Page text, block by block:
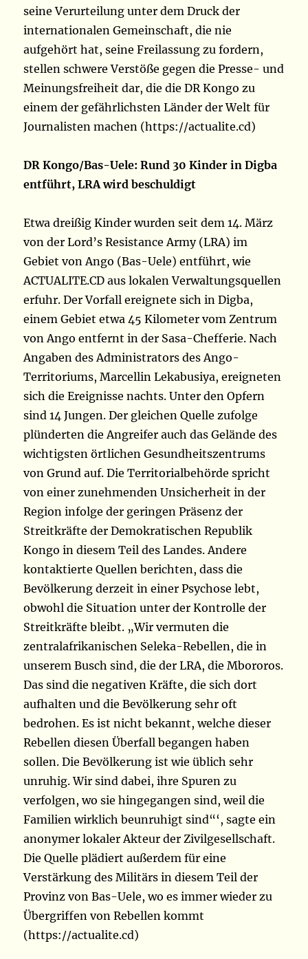
seine Verurteilung unter dem Druck der
internationalen Gemeinschaft, die nie
aufgehört hat, seine Freilassung zu fordern,
stellen schwere Verstöße gegen die Presse- und
Meinungsfreiheit dar, die die DR Kongo zu
einem der gefährlichsten Länder der Welt für
Journalisten machen (https://actualite.cd)
DR Kongo/Bas-Uele: Rund 30 Kinder in Digba
entführt, LRA wird beschuldigt
Etwa dreißig Kinder wurden seit dem 14. März
von der Lord’s Resistance Army (LRA) im
Gebiet von Ango (Bas-Uele) entführt, wie
ACTUALITE.CD aus lokalen Verwaltungsquellen
erfuhr. Der Vorfall ereignete sich in Digba,
einem Gebiet etwa 45 Kilometer vom Zentrum
von Ango entfernt in der Sasa-Chefferie. Nach
Angaben des Administrators des Ango-
Territoriums, Marcellin Lekabusiya, ereigneten
sich die Ereignisse nachts. Unter den Opfern
sind 14 Jungen. Der gleichen Quelle zufolge
plünderten die Angreifer auch das Gelände des
wichtigsten örtlichen Gesundheitszentrums
von Grund auf. Die Territorialbehörde spricht
von einer zunehmenden Unsicherheit in der
Region infolge der geringen Präsenz der
Streitkräfte der Demokratischen Republik
Kongo in diesem Teil des Landes. Andere
kontaktierte Quellen berichten, dass die
Bevölkerung derzeit in einer Psychose lebt,
obwohl die Situation unter der Kontrolle der
Streitkräfte bleibt. „Wir vermuten die
zentralafrikanischen Seleka-Rebellen, die in
unserem Busch sind, die der LRA, die Mbororos.
Das sind die negativen Kräfte, die sich dort
aufhalten und die Bevölkerung sehr oft
bedrohen. Es ist nicht bekannt, welche dieser
Rebellen diesen Überfall begangen haben
sollen. Die Bevölkerung ist wie üblich sehr
unruhig. Wir sind dabei, ihre Spuren zu
verfolgen, wo sie hingegangen sind, weil die
Familien wirklich beunruhigt sind“‘, sagte ein
anonymer lokaler Akteur der Zivilgesellschaft.
Die Quelle plädiert außerdem für eine
Verstärkung des Militärs in diesem Teil der
Provinz von Bas-Uele, wo es immer wieder zu
Übergriffen von Rebellen kommt
(https://actualite.cd)